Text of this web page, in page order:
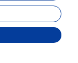
Prenumerera